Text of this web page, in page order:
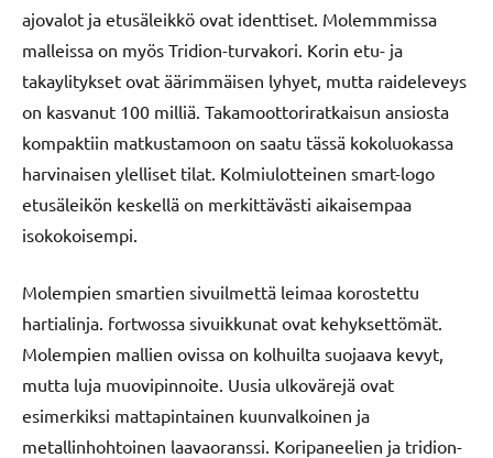
ajovalot ja etusäleikkö ovat identtiset. Molemmmissa
malleissa on myös Tridion-turvakori. Korin etu- ja
takaylitykset ovat äärimmäisen lyhyet, mutta raideleveys
on kasvanut 100 milliä. Takamoottoriratkaisun ansiosta
kompaktiin matkustamoon on saatu tässä kokoluokassa
harvinaisen ylelliset tilat. Kolmiulotteinen smart-logo
etusäleikön keskellä on merkittävästi aikaisempaa
isokokoisempi.
Molempien smartien sivuilmettä leimaa korostettu
hartialinja. fortwossa sivuikkunat ovat kehyksettömät.
Molempien mallien ovissa on kolhuilta suojaava kevyt,
mutta luja muovipinnoite. Uusia ulkovärejä ovat
esimerkiksi mattapintainen kuunvalkoinen ja
metallinhohtoinen laavaoranssi. Koripaneelien ja tridion-